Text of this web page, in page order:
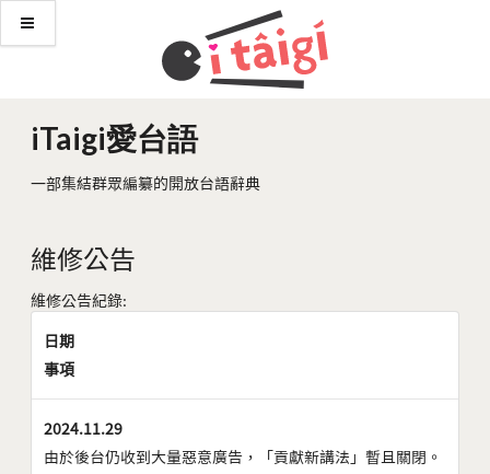
iTaigi愛台語
一部集結群眾編纂的開放台語辭典
維修公告
維修公告紀錄:
日期
事項
2024.11.29
由於後台仍收到大量惡意廣告，「貢獻新講法」暫且關閉。